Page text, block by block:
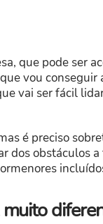
que pode ser
vou
vai ser fácil
é preciso
dos obstáculos